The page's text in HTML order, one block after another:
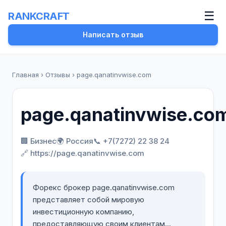
RANKCRAFT ☰
Написать отзыв
Главная › Отзывы › page.qanatinvwise.com
🏢 Бизнес🌍 Россия📞 +7(7272) 22 38 24
🔗 https://page.qanatinvwise.com
Форекс брокер page.qanatinvwise.com
представляет собой мировую
инвестиционную компанию,
предоставляющую своим клиентам